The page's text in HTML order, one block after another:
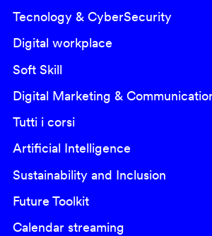
Tecnology & CyberSecurity
Digital workplace
Soft Skill
Digital Marketing &
Tutti i corsi
Artificial Intelligence
Sustainability and Inclusion
Future Toolkit
Calendar streaming